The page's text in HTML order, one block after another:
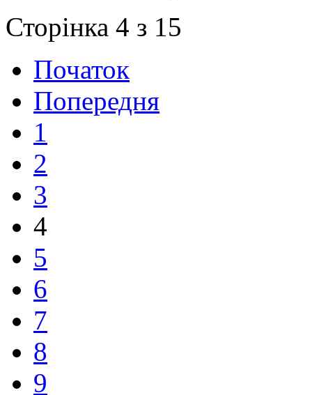
Сторінка 4 з 15
Початок
Попередня
1
2
3
4
5
6
7
8
9